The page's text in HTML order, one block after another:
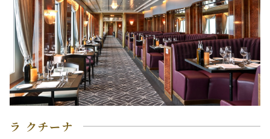
ラ クチーナ